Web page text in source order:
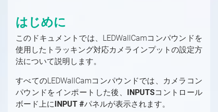
グリーンスクリーン
LEDウォール
AR（拡張現実）
固定カメラか移動カメラか？
Aximmetry レンダリング・コンポーネント
Aximmetry ソフトウェアパッケージ
必要なライセンス数は？
ソフトウェアバージョン履歴
PC
ソフトウェア環境
対応GPU
キャプチャカード
Mac対応
ワークステーションのシステム要件
プロフェッショナルカメラとオブジェクトトラ
ッキングシステム
トラッキングシステム
インターフェース
SDI
NDI
HDMI
コントローラー
コントローラー
これから始めるAximmetry入門
Aximmetry を使用するユーザー
Aximmetryのインストールする方法
Aximmetry Composer
起動設定
プロジェクトルートフォルダー
ユーザーインターフェース
Aximmetry Eye
Aximmetry Eye とは何か、およびその使用
方法
Aximmetry Gateway
Aximmetry ゲートウェイの使用
Aximmetry Instant
バーチャルプロダクション用の入力/出力の設定
バーチャルプロダクション用の入力/出力の設定
の概要
デバイスマッピング
ビデオ
ビデオ入力
インターレースビデオ信号
外部コントローラー
HTTP経由でのAximmetryの外部制御
MOS
トラッキング
トラッキングの概要
トラッキングシステムとは何か、その用途は？
トラッキングシステムの種類
正しく設定されたトラッキングシステムとは？
トラッキングシステムユニットの設定
グラフィックとバーチャルアセットの取得
グラフィックとバーチャルアセットの取得の概
要
ネイティブエンジンでのコンテンツ作成
概要
AX Scene Editorでのコンテンツ作成
グリーンスクリーン制作
グリーンスクリーン制作の概要
バーチャルカメラワークフロー
スタジオ設定例（グリーンスクリーン、バー
トラッキングカメラワークフロー
LEDウォール制作
目次（LEDウォールプロダクション）
LEDウォール制作の概要
はじめに
このドキュメントでは、LEDWallCamコンパウンドを
使用したトラッキング対応カメラインプットの設定方
法について説明します。
すべてのLEDWallCamコンパウンドでは、カメラコン
パウンドをインポートした後、 INPUTSコントロール
ボード上にINPUT #パネルが表示されます。